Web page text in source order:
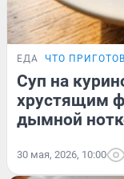
ЕДА ЧТО
Суп на
хрустящим
дымной
30 мая, 2026, 10:00